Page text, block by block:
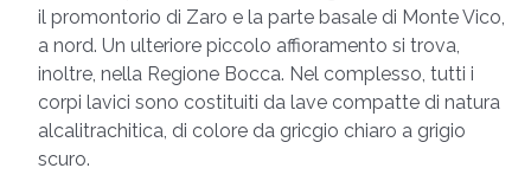
il promontorio di Zaro e la parte basale di Monte Vico,
a nord. Un ulteriore piccolo affioramento si trova,
inoltre, nella Regione Bocca. Nel complesso, tutti i
corpi lavici sono costituiti da lave compatte di natura
alcalitrachitica, di colore da gricgio chiaro a grigio
scuro.